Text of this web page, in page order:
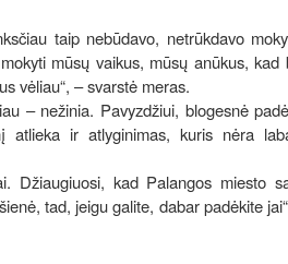
taip nebūdavo, netrūkdavo
mūsų vaikus, mūsų anūkus, kad
vėliau“, – svarstė meras.
– nežinia. Pavyzdžiui, blogesnė
atlieka ir atlyginimas, kuris nėra
Džiaugiuosi, kad Palangos miesto
tad, jeigu galite, dabar padėkite